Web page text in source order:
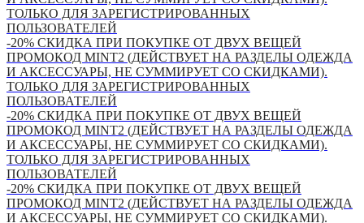
ТОЛЬКО ДЛЯ ЗАРЕГИСТРИРОВАННЫХ
ПОЛЬЗОВАТЕЛЕЙ
-20% СКИДКА ПРИ ПОКУПКЕ ОТ ДВУХ ВЕЩЕЙ
ПРОМОКОД MINT2 (ДЕЙСТВУЕТ НА РАЗДЕЛЫ ОДЕЖДА
И АКСЕССУАРЫ, НЕ СУММИРУЕТ СО СКИДКАМИ).
ТОЛЬКО ДЛЯ ЗАРЕГИСТРИРОВАННЫХ
ПОЛЬЗОВАТЕЛЕЙ
-20% СКИДКА ПРИ ПОКУПКЕ ОТ ДВУХ ВЕЩЕЙ
ПРОМОКОД MINT2 (ДЕЙСТВУЕТ НА РАЗДЕЛЫ ОДЕЖДА
И АКСЕССУАРЫ, НЕ СУММИРУЕТ СО СКИДКАМИ).
ТОЛЬКО ДЛЯ ЗАРЕГИСТРИРОВАННЫХ
ПОЛЬЗОВАТЕЛЕЙ
-20% СКИДКА ПРИ ПОКУПКЕ ОТ ДВУХ ВЕЩЕЙ
ПРОМОКОД MINT2 (ДЕЙСТВУЕТ НА РАЗДЕЛЫ ОДЕЖДА
И АКСЕССУАРЫ, НЕ СУММИРУЕТ СО СКИДКАМИ).